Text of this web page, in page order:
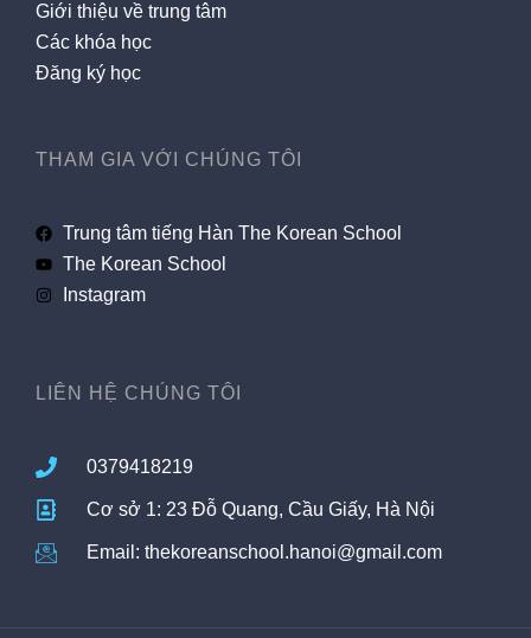
Giới thiệu về trung tâm
Các khóa học
Đăng ký học
THAM GIA VỚI CHÚNG TÔI
Trung tâm tiếng Hàn The Korean School
The Korean School
Instagram
LIÊN HỆ CHÚNG TÔI
0379418219
Cơ sở 1: 23 Đỗ Quang, Cầu Giấy, Hà Nội
Email: thekoreanschool.hanoi@gmail.com